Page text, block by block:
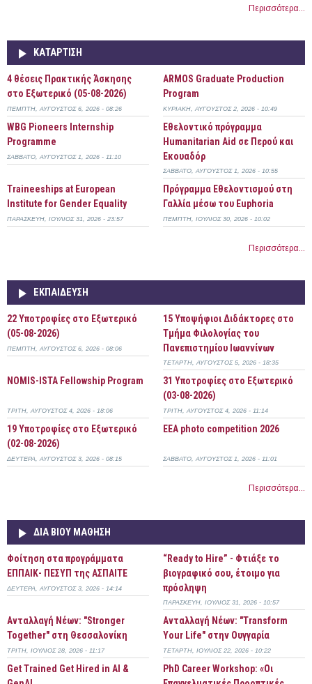
Περισσότερα...
ΚΑΤΆΡΤΙΣΗ
4 θέσεις Πρακτικής Άσκησης
στο Εξωτερικό (05-08-2026)
ΠΈΜΠΤΗ, ΑΎΓΟΥΣΤΟΣ 6, 2026 - 08:26
ARMOS Graduate Production
Program
ΚΥΡΙΑΚΉ, ΑΎΓΟΥΣΤΟΣ 2, 2026 - 10:49
WBG Pioneers Internship
Programme
ΣΆΒΒΑΤΟ, ΑΎΓΟΥΣΤΟΣ 1, 2026 - 11:10
Εθελοντικό πρόγραμμα
Humanitarian Aid σε Περού και
Εκουαδόρ
ΣΆΒΒΑΤΟ, ΑΎΓΟΥΣΤΟΣ 1, 2026 - 10:55
Τraineeships at European
Institute for Gender Equality
ΠΑΡΑΣΚΕΥΉ, ΙΟΎΛΙΟΣ 31, 2026 - 23:57
Πρόγραμμα Εθελοντισμού στη
Γαλλία μέσω του Euphoria
ΠΈΜΠΤΗ, ΙΟΎΛΙΟΣ 30, 2026 - 10:02
Περισσότερα...
ΕΚΠΑΊΔΕΥΣΗ
22 Υποτροφίες στο Εξωτερικό
(05-08-2026)
ΠΈΜΠΤΗ, ΑΎΓΟΥΣΤΟΣ 6, 2026 - 08:06
15 Υποψήφιοι Διδάκτορες στο
Τμήμα Φιλολογίας του
Πανεπιστημίου Ιωαννίνων
ΤΕΤΆΡΤΗ, ΑΎΓΟΥΣΤΟΣ 5, 2026 - 18:35
NOMIS-ISTA Fellowship Program
ΤΡΊΤΗ, ΑΎΓΟΥΣΤΟΣ 4, 2026 - 18:06
31 Υποτροφίες στο Εξωτερικό
(03-08-2026)
ΤΡΊΤΗ, ΑΎΓΟΥΣΤΟΣ 4, 2026 - 11:14
19 Υποτροφίες στο Εξωτερικό
(02-08-2026)
ΔΕΥΤΈΡΑ, ΑΎΓΟΥΣΤΟΣ 3, 2026 - 08:15
EEA photo competition 2026
ΣΆΒΒΑΤΟ, ΑΎΓΟΥΣΤΟΣ 1, 2026 - 11:01
Περισσότερα...
ΔΙΆ ΒΊΟΥ ΜΆΘΗΣΗ
Φοίτηση στα προγράμματα
ΕΠΠΑΙΚ- ΠΕΣΥΠ της ΑΣΠΑΙΤΕ
ΔΕΥΤΈΡΑ, ΑΎΓΟΥΣΤΟΣ 3, 2026 - 14:14
“Ready to Hire” - Φτιάξε το
βιογραφικό σου, έτοιμο για
πρόσληψη
ΠΑΡΑΣΚΕΥΉ, ΙΟΎΛΙΟΣ 31, 2026 - 10:57
Ανταλλαγή Νέων: "Stronger
Together" στη Θεσσαλονίκη
ΤΡΊΤΗ, ΙΟΎΛΙΟΣ 28, 2026 - 11:17
Ανταλλαγή Νέων: "Transform
Your Life" στην Ουγγαρία
ΤΕΤΆΡΤΗ, ΙΟΎΛΙΟΣ 22, 2026 - 10:22
Get Trained Get Hired in AI &
PhD Career Workshop: «Οι